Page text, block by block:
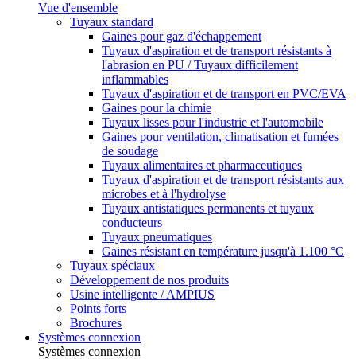
Vue d'ensemble
Tuyaux standard
Gaines pour gaz d'échappement
Tuyaux d'aspiration et de transport résistants à
l'abrasion en PU / Tuyaux difficilement
inflammables
Tuyaux d'aspiration et de transport en PVC/EVA
Gaines pour la chimie
Tuyaux lisses pour l'industrie et l'automobile
Gaines pour ventilation, climatisation et fumées
de soudage
Tuyaux alimentaires et pharmaceutiques
Tuyaux d'aspiration et de transport résistants aux
microbes et à l'hydrolyse
Tuyaux antistatiques permanents et tuyaux
conducteurs
Tuyaux pneumatiques
Gaines résistant en température jusqu'à 1.100 °C
Tuyaux spéciaux
Développement de nos produits
Usine intelligente / AMPIUS
Points forts
Brochures
Systèmes connexion
Systèmes connexion